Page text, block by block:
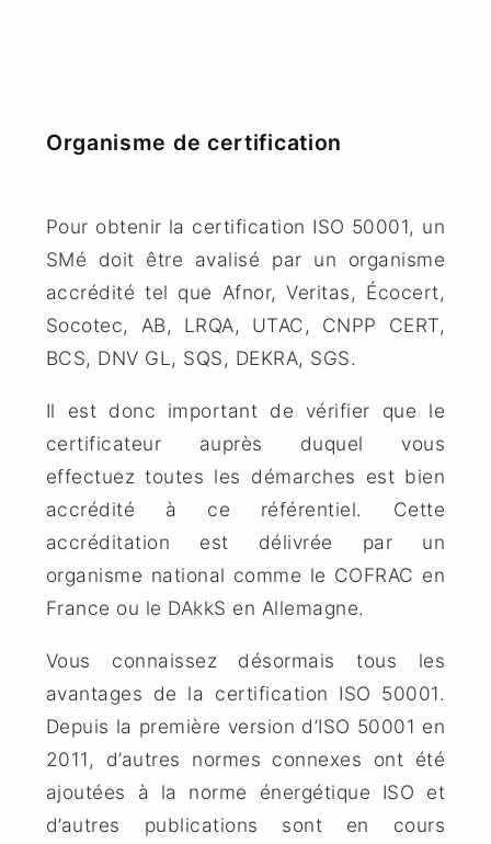
Organisme de certification
Pour obtenir la certification ISO 50001, un
SMé doit être avalisé par un organisme
accrédité tel que Afnor, Veritas, Écocert,
Socotec, AB, LRQA, UTAC, CNPP CERT,
BCS, DNV GL, SQS, DEKRA, SGS.
Il est donc important de vérifier que le
certificateur auprès duquel vous
effectuez toutes les démarches est bien
accrédité à ce référentiel. Cette
accréditation est délivrée par un
organisme national comme le COFRAC en
France ou le DAkkS en Allemagne.
Vous connaissez désormais tous les
avantages de la certification ISO 50001.
Depuis la première version d’ISO 50001 en
2011, d’autres normes connexes ont été
ajoutées à la norme énergétique ISO et
d’autres publications sont en cours